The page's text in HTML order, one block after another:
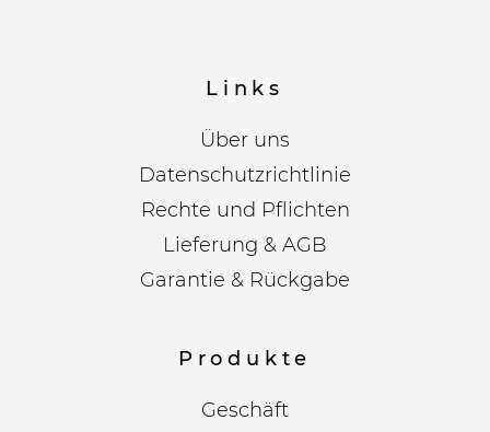
Links
Über uns
Datenschutzrichtlinie
Rechte und Pflichten
Lieferung & AGB
Garantie & Rückgabe
Produkte
Geschäft